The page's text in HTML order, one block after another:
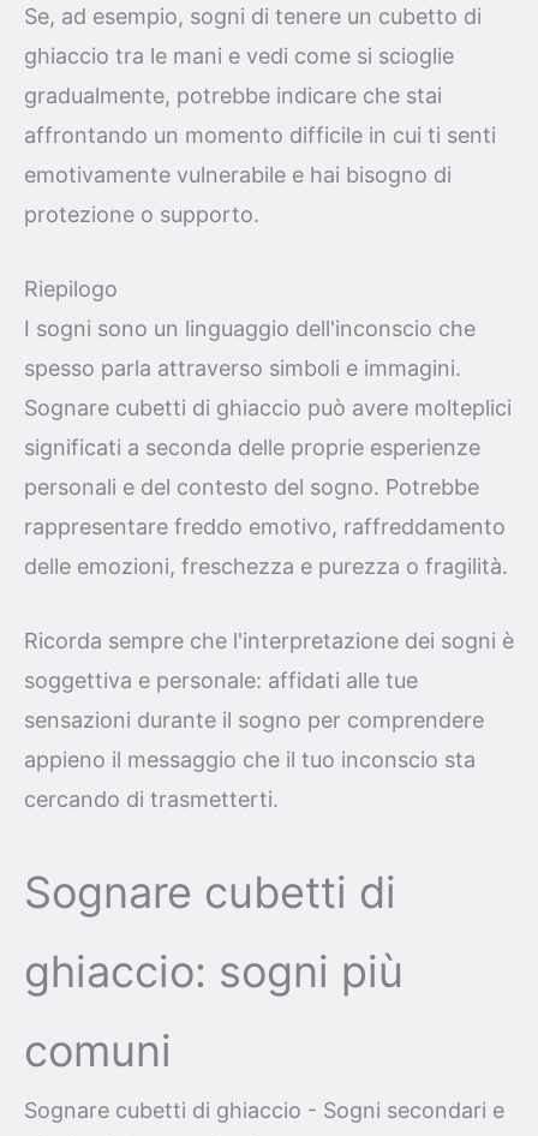
Se, ad esempio, sogni di tenere un cubetto di
ghiaccio tra le mani e vedi come si scioglie
gradualmente, potrebbe indicare che stai
affrontando un momento difficile in cui ti senti
emotivamente vulnerabile e hai bisogno di
protezione o supporto.
Riepilogo
I sogni sono un linguaggio dell'inconscio che
spesso parla attraverso simboli e immagini.
Sognare cubetti di ghiaccio può avere molteplici
significati a seconda delle proprie esperienze
personali e del contesto del sogno. Potrebbe
rappresentare freddo emotivo, raffreddamento
delle emozioni, freschezza e purezza o fragilità.
Ricorda sempre che l'interpretazione dei sogni è
soggettiva e personale: affidati alle tue
sensazioni durante il sogno per comprendere
appieno il messaggio che il tuo inconscio sta
cercando di trasmetterti.
Sognare cubetti di
ghiaccio: sogni più
comuni
Sognare cubetti di ghiaccio - Sogni secondari e